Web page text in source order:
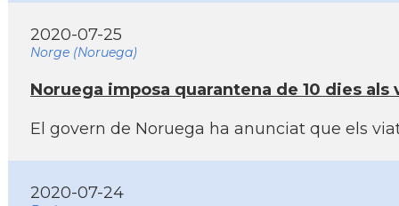
2020-07-25
Norge (Noruega)
Noruega imposa quarantena de 10 dies
El govern de Noruega ha anunciat que els
2020-07-24